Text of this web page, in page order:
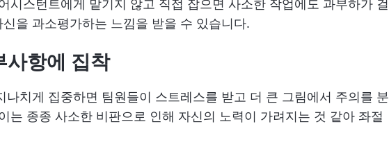
시스턴트에게 맡기지 않고 직접 잡으면 사소한 작업에도 과부하가 걸
을 과소평가하는 느낌을 받을 수 있습니다.
사항에 집착
나치게 집중하면 팀원들이 스트레스를 받고 더 큰 그림에서 주의를 분
는 종종 사소한 비판으로 인해 자신의 노력이 가려지는 것 같아 좌절